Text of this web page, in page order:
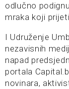
odlučno
mraka koji prijeti
I Udruženje
nezavisnih
napad
portala
novinara,